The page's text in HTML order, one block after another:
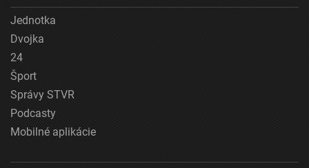
Jednotka
Dvojka
24
Šport
Správy STVR
Podcasty
Mobilné aplikácie